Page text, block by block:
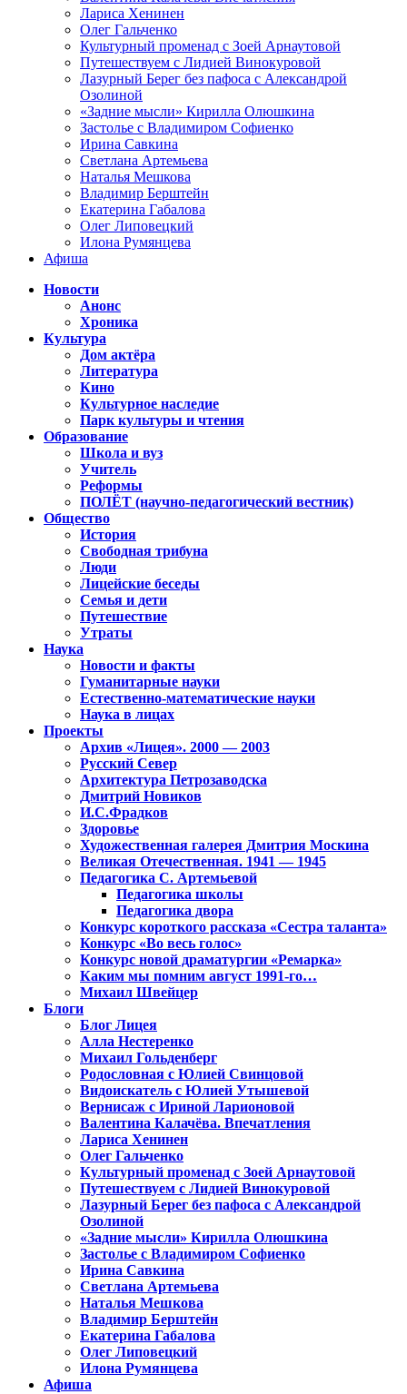
Лариса Хенинен
Олег Гальченко
Культурный променад с Зоей Арнаутовой
Путешествуем с Лидией Винокуровой
Лазурный Берег без пафоса с Александрой
Озолиной
«Задние мысли» Кирилла Олюшкина
Застолье с Владимиром Софиенко
Ирина Савкина
Светлана Артемьева
Наталья Мешкова
Владимир Берштейн
Екатерина Габалова
Олег Липовецкий
Илона Румянцева
Афиша
Новости
Анонс
Хроника
Культура
Дом актёра
Литература
Кино
Культурное наследие
Парк культуры и чтения
Образование
Школа и вуз
Учитель
Реформы
ПОЛЁТ (научно-педагогический вестник)
Общество
История
Свободная трибуна
Люди
Лицейские беседы
Семья и дети
Путешествие
Утраты
Наука
Новости и факты
Гуманитарные науки
Естественно-математические науки
Наука в лицах
Проекты
Архив «Лицея». 2000 — 2003
Русский Север
Архитектура Петрозаводска
Дмитрий Новиков
И.С.Фрадков
Здоровье
Художественная галерея Дмитрия Москина
Великая Отечественная. 1941 — 1945
Педагогика С. Артемьевой
Педагогика школы
Педагогика двора
Конкурс короткого рассказа «Сестра таланта»
Конкурс «Во весь голос»
Конкурс новой драматургии «Ремарка»
Каким мы помним август 1991-го…
Михаил Швейцер
Блоги
Блог Лицея
Алла Нестеренко
Михаил Гольденберг
Родословная с Юлией Свинцовой
Видоискатель с Юлией Утышевой
Вернисаж с Ириной Ларионовой
Валентина Калачёва. Впечатления
Лариса Хенинен
Олег Гальченко
Культурный променад с Зоей Арнаутовой
Путешествуем с Лидией Винокуровой
Лазурный Берег без пафоса с Александрой
Озолиной
«Задние мысли» Кирилла Олюшкина
Застолье с Владимиром Софиенко
Ирина Савкина
Светлана Артемьева
Наталья Мешкова
Владимир Берштейн
Екатерина Габалова
Олег Липовецкий
Илона Румянцева
Афиша